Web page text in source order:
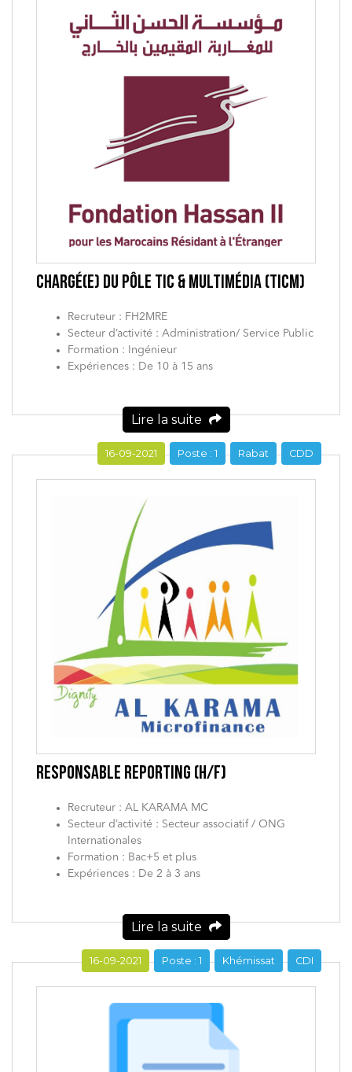
CHARGÉ(E) DU PÔLE TIC & MULTIMÉDIA (TICM)
Recruteur : FH2MRE
Secteur d’activité : Administration/ Service Public
Formation : Ingénieur
Expériences : De 10 à 15 ans
Lire la suite
RESPONSABLE REPORTING (H/F)
Recruteur : AL KARAMA MC
Secteur d’activité : Secteur associatif / ONG
Internationales
Formation : Bac+5 et plus
Expériences : De 2 à 3 ans
Lire la suite
CDD
Rabat
Poste : 1
16-09-2021
CDI
Khémissat
Poste : 1
16-09-2021